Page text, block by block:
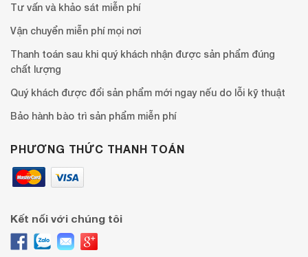
Tư vấn và khảo sát miễn phí
Vận chuyển miễn phí mọi nơi
Thanh toán sau khi quý khách nhận được sản phẩm đúng
chất lượng
Quý khách được đổi sản phẩm mới ngay nếu do lỗi kỹ thuật
Bảo hành bào trì sản phẩm miễn phí
PHƯƠNG THỨC THANH TOÁN
Kết nối với chúng tôi